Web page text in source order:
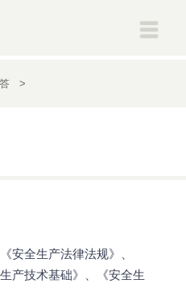
>
安全生产法律法规》、
产技术基础》、《安全生